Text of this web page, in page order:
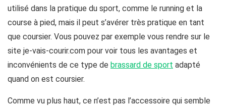
utilisé dans la pratique du sport, comme le running et la
course à pied, mais il peut s’avérer très pratique en tant
que coursier. Vous pouvez par exemple vous rendre sur le
site je-vais-courir.com pour voir tous les avantages et
inconvénients de ce type de brassard de sport adapté
quand on est coursier.
Comme vu plus haut, ce n’est pas l’accessoire qui semble